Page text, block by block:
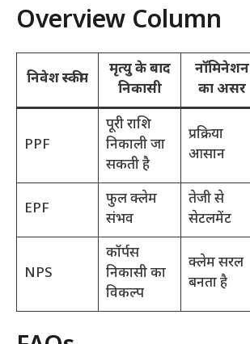
Overview Column
निवेश स्कीम
मृत्यु के बाद
निकासी
नॉमिनेशन
का असर
PPF
पूरी राशि
निकाली जा
सकती है
प्रक्रिया
आसान
EPF
फुल क्लेम
संभव
तेजी से
सेटलमेंट
NPS
कॉर्पस
निकासी का
विकल्प
क्लेम सरल
बनता है